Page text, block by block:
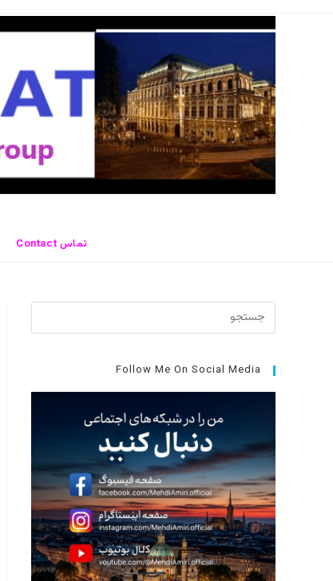
Contact تماس
بستن
کلید
دهید.
Follow Me On Social Media